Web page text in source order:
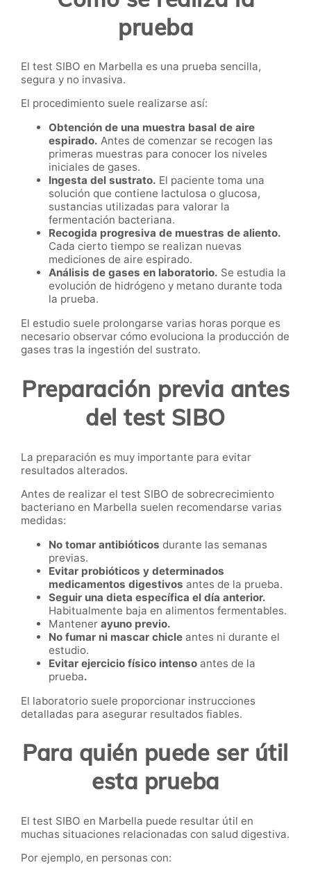
prueba
El test SIBO en Marbella es una prueba sencilla,
segura y no invasiva.
El procedimiento suele realizarse así:
Obtención de una muestra basal de aire
espirado. Antes de comenzar se recogen las
primeras muestras para conocer los niveles
iniciales de gases.
Ingesta del sustrato. El paciente toma una
solución que contiene lactulosa o glucosa,
sustancias utilizadas para valorar la
fermentación bacteriana.
Recogida progresiva de muestras de aliento.
Cada cierto tiempo se realizan nuevas
mediciones de aire espirado.
Análisis de gases en laboratorio. Se estudia la
evolución de hidrógeno y metano durante toda
la prueba.
El estudio suele prolongarse varias horas porque es
necesario observar cómo evoluciona la producción de
gases tras la ingestión del sustrato.
Preparación previa antes
del test SIBO
La preparación es muy importante para evitar
resultados alterados.
Antes de realizar el test SIBO de sobrecrecimiento
bacteriano en Marbella suelen recomendarse varias
medidas:
No tomar antibióticos durante las semanas
previas.
Evitar probióticos y determinados
medicamentos digestivos antes de la prueba.
Seguir una dieta específica el día anterior.
Habitualmente baja en alimentos fermentables.
Mantener ayuno previo.
No fumar ni mascar chicle antes ni durante el
estudio.
Evitar ejercicio físico intenso antes de la
prueba.
El laboratorio suele proporcionar instrucciones
detalladas para asegurar resultados fiables.
Para quién puede ser útil
esta prueba
El test SIBO en Marbella puede resultar útil en
muchas situaciones relacionadas con salud digestiva.
Por ejemplo, en personas con: